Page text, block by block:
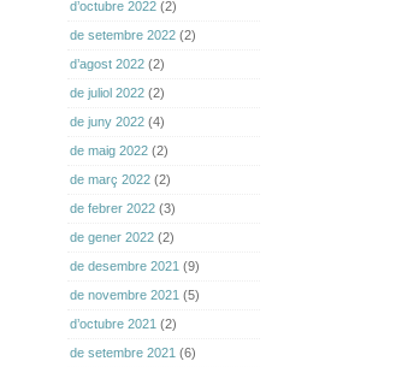
d’octubre 2022 (2)
de setembre 2022 (2)
d’agost 2022 (2)
de juliol 2022 (2)
de juny 2022 (4)
de maig 2022 (2)
de març 2022 (2)
de febrer 2022 (3)
de gener 2022 (2)
de desembre 2021 (9)
de novembre 2021 (5)
d’octubre 2021 (2)
de setembre 2021 (6)